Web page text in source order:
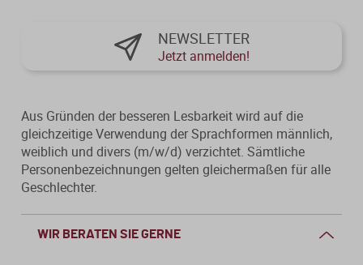
WIR BERATEN SIE GERNE
NEWSLETTER
Jetzt anmelden!
Aus Gründen der besseren Lesbarkeit wird auf die
gleichzeitige Verwendung der Sprachformen männlich,
weiblich und divers (m/w/d) verzichtet. Sämtliche
Personenbezeichnungen gelten gleichermaßen für alle
Geschlechter.